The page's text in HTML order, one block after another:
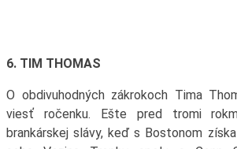
6. TIM THOMAS
O obdivuhodných zákrokoch Tima
viesť ročenku. Ešte pred tromi
brankárskej slávy, keď s Bostonom